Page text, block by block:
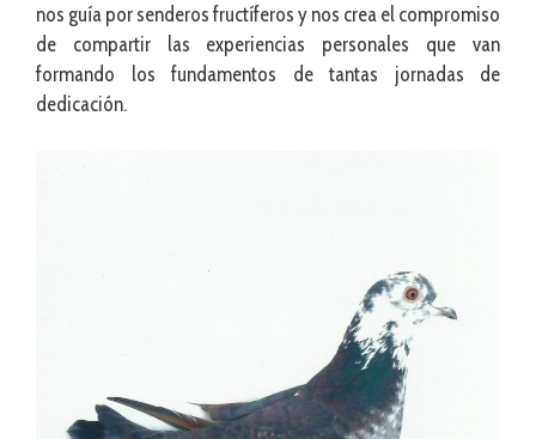
nos guía por senderos fructíferos y nos crea el compromiso
de compartir las experiencias personales que van
formando los fundamentos de tantas jornadas de
dedicación.